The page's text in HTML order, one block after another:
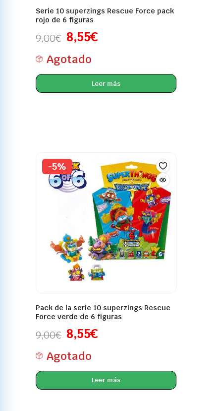
Serie 10 superzings Rescue Force pack
rojo de 6 figuras
9,00€ 8,55€
Agotado
Leer más
-5%
Pack de la serie 10 superzings Rescue
Force verde de 6 figuras
9,00€ 8,55€
Agotado
Leer más